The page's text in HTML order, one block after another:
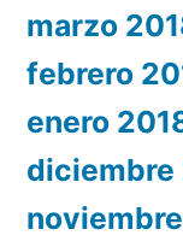
marzo
febrero
enero
diciembre